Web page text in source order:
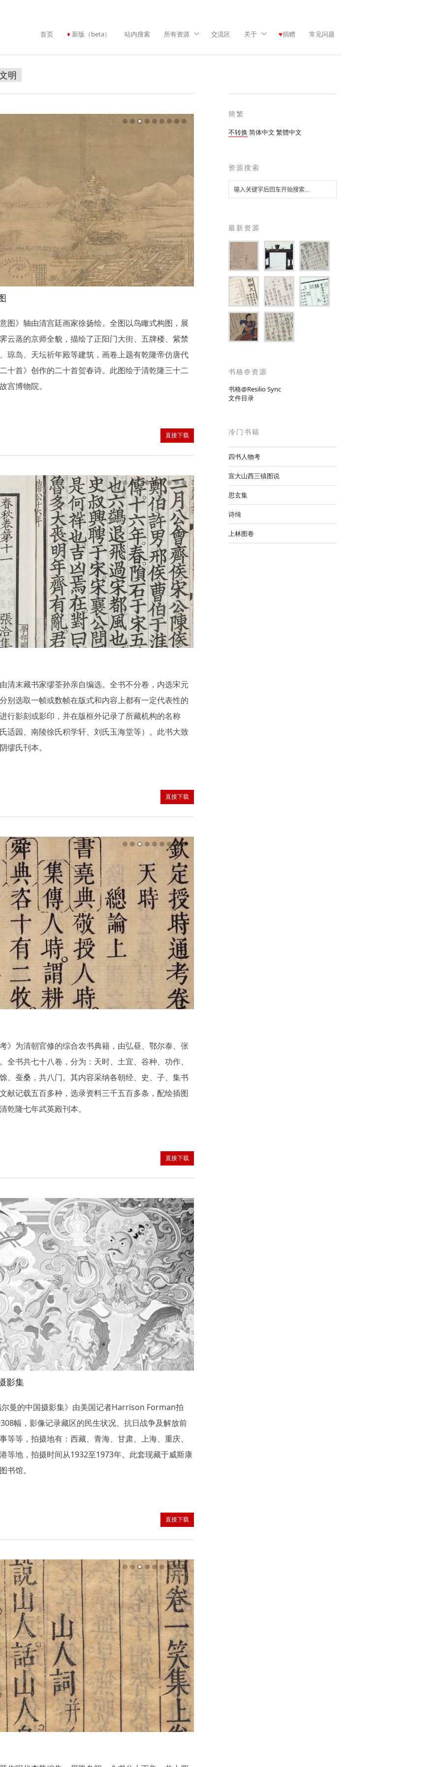
首页 新版（beta） 站内搜索 所有资源 交流区 关于 捐赠 常见问题
明
图》轴由清宫廷画家徐扬绘。全图以鸟瞰式构图，展
云蒸的京师全貌，描绘了正阳门大街、五牌楼、紫禁
琼岛、天坛祈年殿等建筑，画卷上题有乾隆帝仿唐代
十首》创作的二十首贺春诗。此图绘于清乾隆三十二
宫博物院。
直接下载
清末藏书家缪荃孙亲自编选。全书不分卷，内选宋元
别选取一帧或数帧在版式和内容上都有一定代表性的
行影刻或影印，并在版框外记录了所藏机构的名称
适园、南陵徐氏积学轩、刘氏玉海堂等）。此书大致
缪氏刊本。
直接下载
》为清朝官修的综合农书典籍，由弘昼、鄂尔泰、张
全书共七十八卷，分为：天时、土宜、谷种、功作、
、蚕桑，共八门。其内容采纳各朝经、史、子、集书
献记载五百多种，选录资料三千五百多条，配绘插图
乾隆七年武英殿刊本。
直接下载
影集
曼的中国摄影集》由美国记者Harrison Forman拍
幅，影像记录藏区的民生状况、抗日战争及解放前
等等，拍摄地有：西藏、青海、甘肃、上海、重庆、
等地，拍摄时间从1932至1973年。此套现藏于威斯康
书馆。
直接下载
簡繁
不转换 简体中文 繁體中文
资源搜索
最新资源
书格@资源
书格@Resilio Sync
文件目录
冷门书籍
四书人物考
宣大山西三镇图说
思玄集
诗缉
上林图卷